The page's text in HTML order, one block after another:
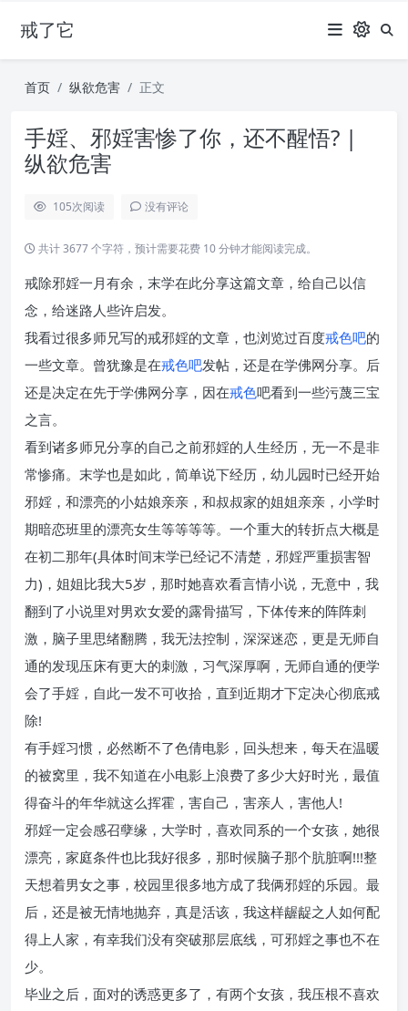
戒了它
首页 纵欲危害 正文
手婬、邪婬害惨了你，还不醒悟? |
纵欲危害
105次阅读 没有评论
共计 3677 个字符，预计需要花费 10 分钟才能阅读完成。
戒除邪婬一月有余，末学在此分享这篇文章，给自己以信
念，给迷路人些许启发。
我看过很多师兄写的戒邪婬的文章，也浏览过百度戒色吧的
一些文章。曾犹豫是在戒色吧发帖，还是在学佛网分享。后
还是决定在先于学佛网分享，因在戒色吧看到一些污蔑三宝
之言。
看到诸多师兄分享的自己之前邪婬的人生经历，无一不是非
常惨痛。末学也是如此，简单说下经历，幼儿园时已经开始
邪婬，和漂亮的小姑娘亲亲，和叔叔家的姐姐亲亲，小学时
期暗恋班里的漂亮女生等等等等。一个重大的转折点大概是
在初二那年(具体时间末学已经记不清楚，邪婬严重损害智
力)，姐姐比我大5岁，那时她喜欢看言情小说，无意中，我
翻到了小说里对男欢女爱的露骨描写，下体传来的阵阵刺
激，脑子里思绪翻腾，我无法控制，深深迷恋，更是无师自
通的发现压床有更大的刺激，习气深厚啊，无师自通的便学
会了手婬，自此一发不可收拾，直到近期才下定决心彻底戒
除!
有手婬习惯，必然断不了色倩电影，回头想来，每天在温暖
的被窝里，我不知道在小电影上浪费了多少大好时光，最值
得奋斗的年华就这么挥霍，害自己，害亲人，害他人!
邪婬一定会感召孽缘，大学时，喜欢同系的一个女孩，她很
漂亮，家庭条件也比我好很多，那时候脑子那个肮脏啊!!!整
天想着男女之事，校园里很多地方成了我俩邪婬的乐园。最
后，还是被无情地抛弃，真是活该，我这样龌龊之人如何配
得上人家，有幸我们没有突破那层底线，可邪婬之事也不在
少。
毕业之后，面对的诱惑更多了，有两个女孩，我压根不喜欢